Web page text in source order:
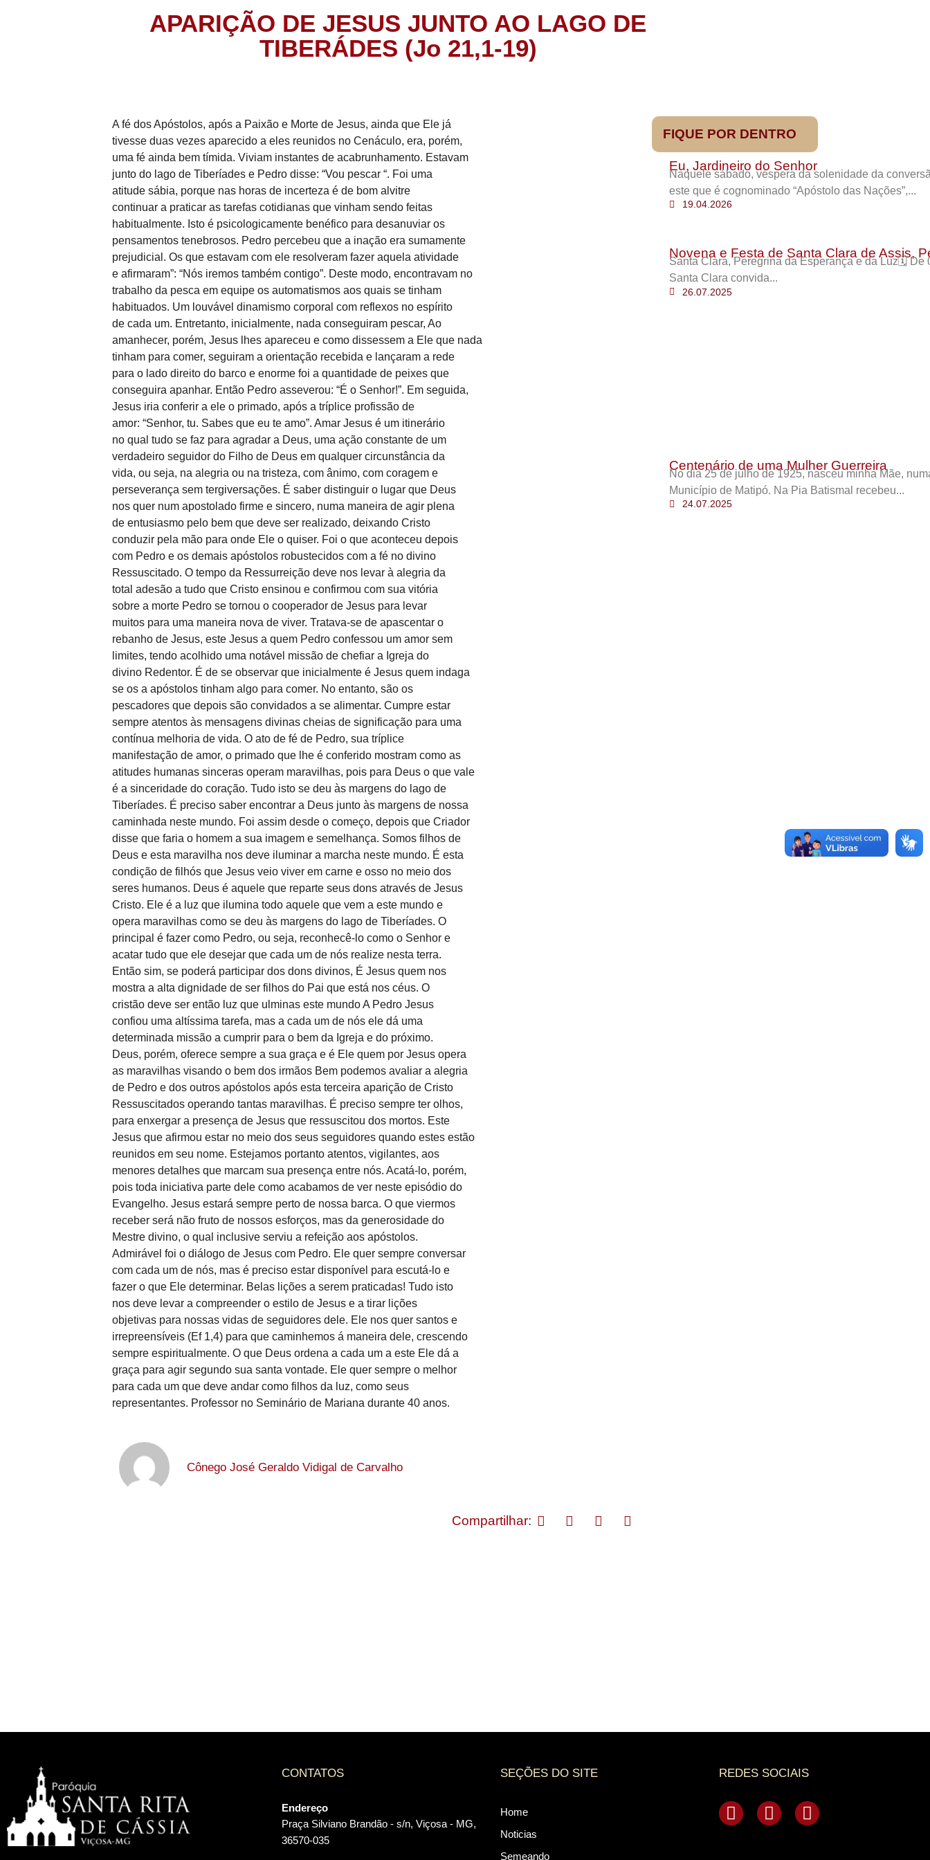
APARIÇÃO DE JESUS JUNTO AO LAGO DE
TIBERÁDES (Jo 21,1-19)
A fé dos Apóstolos, após a Paixão e Morte de Jesus, ainda que Ele já
tivesse duas vezes aparecido a eles reunidos no Cenáculo, era, porém,
uma fé ainda bem tímida. Viviam instantes de acabrunhamento. Estavam
junto do lago de Tiberíades e Pedro disse: “Vou pescar “. Foi uma
atitude sábia, porque nas horas de incerteza é de bom alvitre
continuar a praticar as tarefas cotidianas que vinham sendo feitas
habitualmente. Isto é psicologicamente benéfico para desanuviar os
pensamentos tenebrosos. Pedro percebeu que a inação era sumamente
prejudicial. Os que estavam com ele resolveram fazer aquela atividade
e afirmaram”: “Nós iremos também contigo”. Deste modo, encontravam no
trabalho da pesca em equipe os automatismos aos quais se tinham
habituados. Um louvável dinamismo corporal com reflexos no espírito
de cada um. Entretanto, inicialmente, nada conseguiram pescar, Ao
amanhecer, porém, Jesus lhes apareceu e como dissessem a Ele que nada
tinham para comer, seguiram a orientação recebida e lançaram a rede
para o lado direito do barco e enorme foi a quantidade de peixes que
conseguira apanhar. Então Pedro asseverou: “É o Senhor!”. Em seguida,
Jesus iria conferir a ele o primado, após a tríplice profissão de
amor: “Senhor, tu. Sabes que eu te amo”. Amar Jesus é um itinerário
no qual tudo se faz para agradar a Deus, uma ação constante de um
verdadeiro seguidor do Filho de Deus em qualquer circunstância da
vida, ou seja, na alegria ou na tristeza, com ânimo, com coragem e
perseverança sem tergiversações. É saber distinguir o lugar que Deus
nos quer num apostolado firme e sincero, numa maneira de agir plena
de entusiasmo pelo bem que deve ser realizado, deixando Cristo
conduzir pela mão para onde Ele o quiser. Foi o que aconteceu depois
com Pedro e os demais apóstolos robustecidos com a fé no divino
Ressuscitado. O tempo da Ressurreição deve nos levar à alegria da
total adesão a tudo que Cristo ensinou e confirmou com sua vitória
sobre a morte Pedro se tornou o cooperador de Jesus para levar
muitos para uma maneira nova de viver. Tratava-se de apascentar o
rebanho de Jesus, este Jesus a quem Pedro confessou um amor sem
limites, tendo acolhido uma notável missão de chefiar a Igreja do
divino Redentor. É de se observar que inicialmente é Jesus quem indaga
se os a apóstolos tinham algo para comer. No entanto, são os
pescadores que depois são convidados a se alimentar. Cumpre estar
sempre atentos às mensagens divinas cheias de significação para uma
contínua melhoria de vida. O ato de fé de Pedro, sua tríplice
manifestação de amor, o primado que lhe é conferido mostram como as
atitudes humanas sinceras operam maravilhas, pois para Deus o que vale
é a sinceridade do coração. Tudo isto se deu às margens do lago de
Tiberíades. É preciso saber encontrar a Deus junto às margens de nossa
caminhada neste mundo. Foi assim desde o começo, depois que Criador
disse que faria o homem a sua imagem e semelhança. Somos filhos de
Deus e esta maravilha nos deve iluminar a marcha neste mundo. É esta
condição de filhós que Jesus veio viver em carne e osso no meio dos
seres humanos. Deus é aquele que reparte seus dons através de Jesus
Cristo. Ele é a luz que ilumina todo aquele que vem a este mundo e
opera maravilhas como se deu às margens do lago de Tiberíades. O
principal é fazer como Pedro, ou seja, reconhecê-lo como o Senhor e
acatar tudo que ele desejar que cada um de nós realize nesta terra.
Então sim, se poderá participar dos dons divinos, É Jesus quem nos
mostra a alta dignidade de ser filhos do Pai que está nos céus. O
cristão deve ser então luz que ulminas este mundo A Pedro Jesus
confiou uma altíssima tarefa, mas a cada um de nós ele dá uma
determinada missão a cumprir para o bem da Igreja e do próximo.
Deus, porém, oferece sempre a sua graça e é Ele quem por Jesus opera
as maravilhas visando o bem dos irmãos Bem podemos avaliar a alegria
de Pedro e dos outros apóstolos após esta terceira aparição de Cristo
Ressuscitados operando tantas maravilhas. É preciso sempre ter olhos,
para enxergar a presença de Jesus que ressuscitou dos mortos. Este
Jesus que afirmou estar no meio dos seus seguidores quando estes estão
reunidos em seu nome. Estejamos portanto atentos, vigilantes, aos
menores detalhes que marcam sua presença entre nós. Acatá-lo, porém,
pois toda iniciativa parte dele como acabamos de ver neste episódio do
Evangelho. Jesus estará sempre perto de nossa barca. O que viermos
receber será não fruto de nossos esforços, mas da generosidade do
Mestre divino, o qual inclusive serviu a refeição aos apóstolos.
Admirável foi o diálogo de Jesus com Pedro. Ele quer sempre conversar
com cada um de nós, mas é preciso estar disponível para escutá-lo e
fazer o que Ele determinar. Belas lições a serem praticadas! Tudo isto
nos deve levar a compreender o estilo de Jesus e a tirar lições
objetivas para nossas vidas de seguidores dele. Ele nos quer santos e
irrepreensíveis (Ef 1,4) para que caminhemos á maneira dele, crescendo
sempre espiritualmente. O que Deus ordena a cada um a este Ele dá a
graça para agir segundo sua santa vontade. Ele quer sempre o melhor
para cada um que deve andar como filhos da luz, como seus
representantes. Professor no Seminário de Mariana durante 40 anos.
Cônego José Geraldo Vidigal de Carvalho
Compartilhar:
FIQUE POR DENTRO
Eu, Jardineiro do Senhor
Naquele sábado, véspera da solenidade da
este que é cognominado “Apóstolo das Nações”,...
19.04.2026
Novena e Festa de Santa Clara de Assis,
Santa Clara, Peregrina da Esperança e da Luz🗓️ De
Santa Clara convida...
26.07.2025
Centenário de uma Mulher Guerreira
No dia 25 de julho de 1925, nasceu minha Mãe,
Município de Matipó. Na Pia Batismal recebeu...
24.07.2025
CONTATOS
Endereço
Praça Silviano Brandão - s/n, Viçosa - MG,
36570-035
SEÇÕES DO SITE
Home
Noticias
Semeando
REDES SOCIAIS